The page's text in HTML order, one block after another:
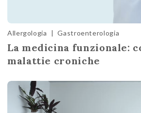
Allergologia | Gastroenterologia
La medicina funzionale:
malattie croniche